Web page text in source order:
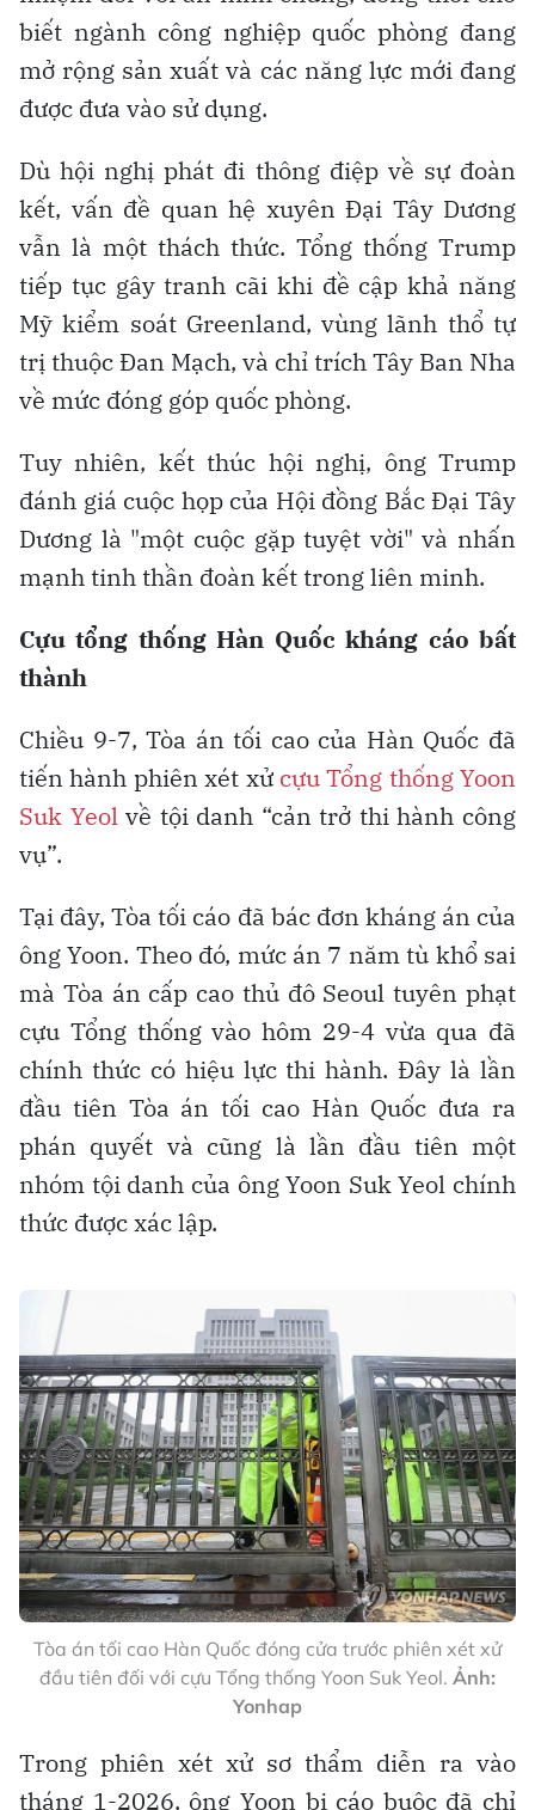
biết ngành công nghiệp quốc phòng đang
mở rộng sản xuất và các năng lực mới đang
được đưa vào sử dụng.
Dù hội nghị phát đi thông điệp về sự đoàn
kết, vấn đề quan hệ xuyên Đại Tây Dương
vẫn là một thách thức. Tổng thống Trump
tiếp tục gây tranh cãi khi đề cập khả năng
Mỹ kiểm soát Greenland, vùng lãnh thổ tự
trị thuộc Đan Mạch, và chỉ trích Tây Ban Nha
về mức đóng góp quốc phòng.
Tuy nhiên, kết thúc hội nghị, ông Trump
đánh giá cuộc họp của Hội đồng Bắc Đại Tây
Dương là "một cuộc gặp tuyệt vời" và nhấn
mạnh tinh thần đoàn kết trong liên minh.
Cựu tổng thống Hàn Quốc kháng cáo bất
thành
Chiều 9-7, Tòa án tối cao của Hàn Quốc đã
tiến hành phiên xét xử cựu Tổng thống Yoon
Suk Yeolvề tội danh “cản trở thi hành công
vụ”.
Tại đây, Tòa tối cáo đã bác đơn kháng án của
ông Yoon. Theo đó, mức án 7 năm tù khổ sai
mà Tòa án cấp cao thủ đô Seoul tuyên phạt
cựu Tổng thống vào hôm 29-4 vừa qua đã
chính thức có hiệu lực thi hành. Đây là lần
đầu tiên Tòa án tối cao Hàn Quốc đưa ra
phán quyết và cũng là lần đầu tiên một
nhóm tội danh của ông Yoon Suk Yeol chính
thức được xác lập.
Tòa án tối cao Hàn Quốc đóng cửa trước phiên xét xử
đầu tiên đối với cựu Tổng thống Yoon Suk Yeol. Ảnh:
Yonhap
Trong phiên xét xử sơ thẩm diễn ra vào
tháng 1-2026, ông Yoon bị cáo buộc đã chỉ